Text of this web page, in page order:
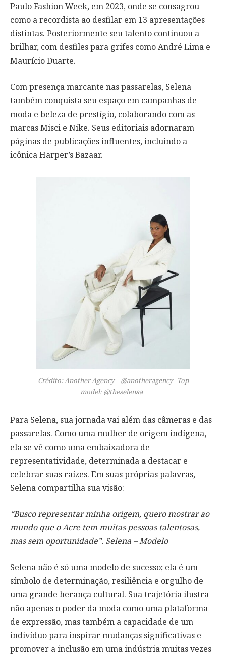
Paulo Fashion Week, em 2023, onde se consagrou
como a recordista ao desfilar em 13 apresentações
distintas. Posteriormente seu talento continuou a
brilhar, com desfiles para grifes como André Lima e
Maurício Duarte.
Com presença marcante nas passarelas, Selena
também conquista seu espaço em campanhas de
moda e beleza de prestígio, colaborando com as
marcas Misci e Nike. Seus editoriais adornaram
páginas de publicações influentes, incluindo a
icônica Harper’s Bazaar.
Crédito: Another Agency – @anotheragency_ Top
model: @theselenaa_
Para Selena, sua jornada vai além das câmeras e das
passarelas. Como uma mulher de origem indígena,
ela se vê como uma embaixadora de
representatividade, determinada a destacar e
celebrar suas raízes. Em suas próprias palavras,
Selena compartilha sua visão:
“Busco representar minha origem, quero mostrar ao
mundo que o Acre tem muitas pessoas talentosas,
mas sem oportunidade”. Selena – Modelo
Selena não é só uma modelo de sucesso; ela é um
símbolo de determinação, resiliência e orgulho de
uma grande herança cultural. Sua trajetória ilustra
não apenas o poder da moda como uma plataforma
de expressão, mas também a capacidade de um
indivíduo para inspirar mudanças significativas e
promover a inclusão em uma indústria muitas vezes